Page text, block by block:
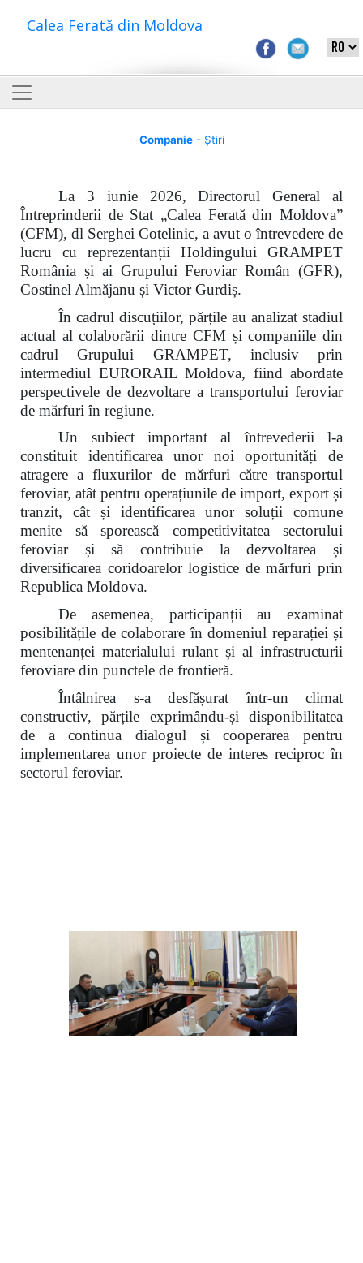
Calea Ferată din Moldova
Companie- Știri
La 3 iunie 2026, Directorul General al
Întreprinderii de Stat „Calea Ferată din Moldova”
(CFM), dl Serghei Cotelinic, a avut o întrevedere de
lucru cu reprezentanții Holdingului GRAMPET
România și ai Grupului Feroviar Român (GFR),
Costinel Almăjanu și Victor Gurdiș.
În cadrul discuțiilor, părțile au analizat stadiul
actual al colaborării dintre CFM și companiile din
cadrul Grupului GRAMPET, inclusiv prin
intermediul EURORAIL Moldova, fiind abordate
perspectivele de dezvoltare a transportului feroviar
de mărfuri în regiune.
Un subiect important al întrevederii l-a
constituit identificarea unor noi oportunități de
atragere a fluxurilor de mărfuri către transportul
feroviar, atât pentru operațiunile de import, export și
tranzit, cât și identificarea unor soluții comune
menite să sporească competitivitatea sectorului
feroviar și să contribuie la dezvoltarea și
diversificarea coridoarelor logistice de mărfuri prin
Republica Moldova.
De asemenea, participanții au examinat
posibilitățile de colaborare în domeniul reparației și
mentenanței materialului rulant și al infrastructurii
feroviare din punctele de frontieră.
Întâlnirea s-a desfășurat într-un climat
constructiv, părțile exprimându-și disponibilitatea
de a continua dialogul și cooperarea pentru
implementarea unor proiecte de interes reciproc în
sectorul feroviar.